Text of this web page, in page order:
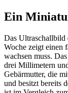
Ein
Das Ultraschallbild
Woche zeigt einen
wachsen muss.
drei Millimetern
Gebärmutter, die
und besitzt bereits